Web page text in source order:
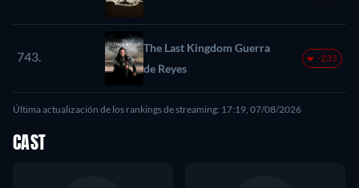
743.
The Last Kingdom Guerra
de Reyes
-235
Última actualización de los rankings de streaming: 17:19, 07/08/2026
CAST